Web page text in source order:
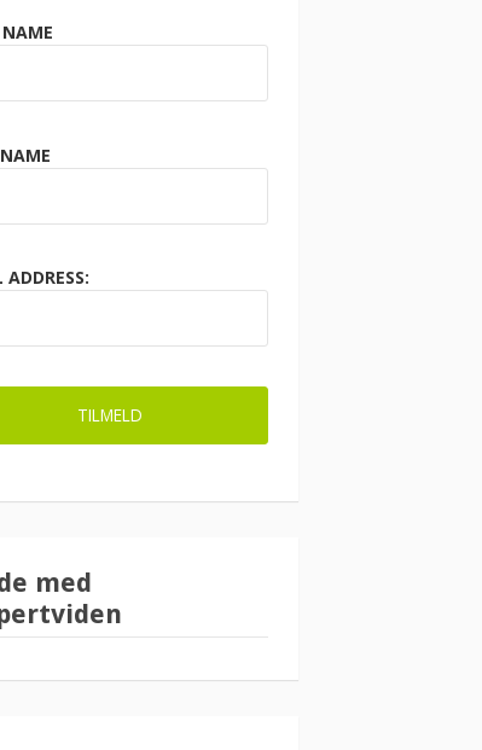
NAME
ADDRESS:
med